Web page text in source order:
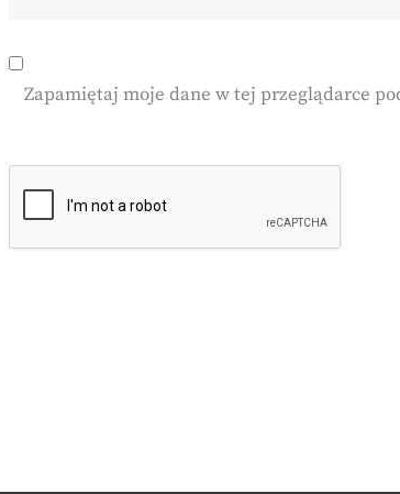
Zapamiętaj moje dane w tej przeglądarce